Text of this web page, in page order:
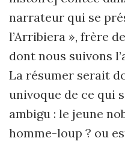
narrateur qui se
l’Arribiera », frère
dont nous suivons
La résumer serait
univoque de ce qui
ambigu : le jeune
homme-loup ? ou